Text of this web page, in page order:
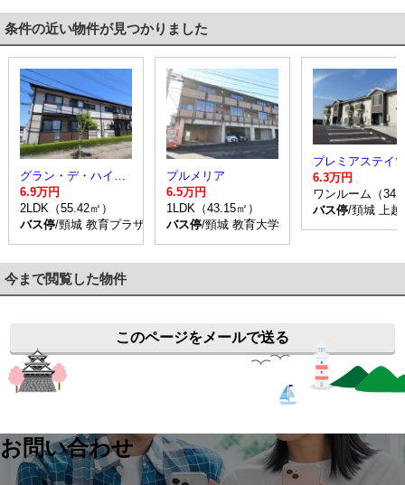
条件の近い物件が見つかりました
グラン・デ・ハイツ Ｂ
6.9万円
2LDK（55.42㎡）
バス停/頸城 教育プラザ前 停歩3分
プルメリア
6.5万円
1LDK（43.15㎡）
バス停/頸城 教育大学 停歩1分
6.3万円
ワンルーム（
バス停/頚城 上
今まで閲覧した物件
このページをメールで送る
お問い合わせ